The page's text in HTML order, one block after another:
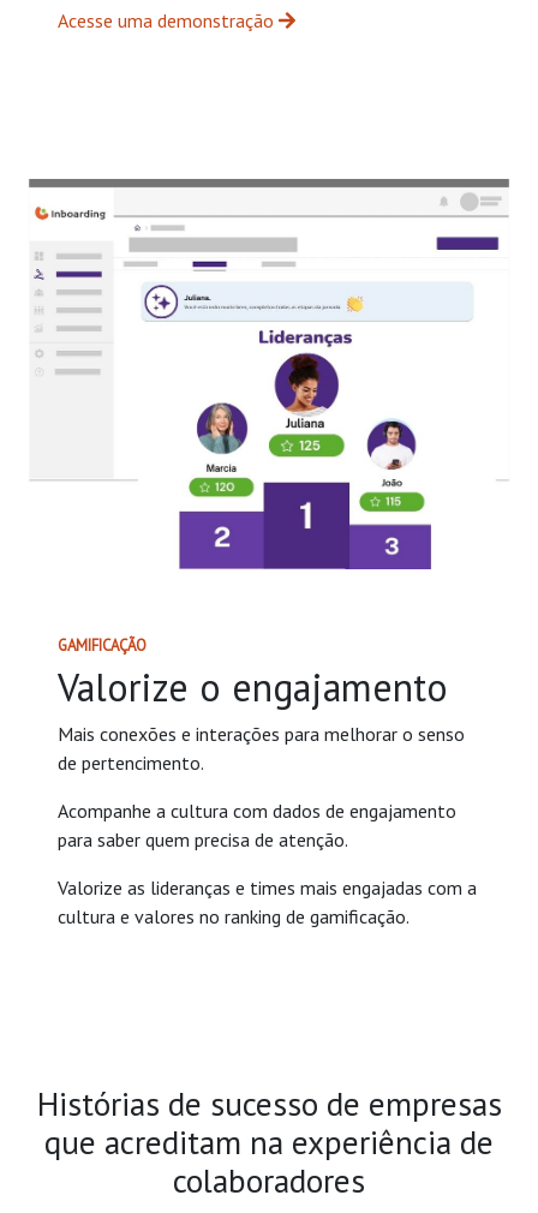
Acesse uma demonstração
GAMIFICAÇÃO
Valorize o engajamento
Mais conexões e interações para melhorar o senso
de pertencimento.
Acompanhe a cultura com dados de engajamento
para saber quem precisa de atenção.
Valorize as lideranças e times mais engajadas com a
cultura e valores no ranking de gamificação.
Histórias de sucesso de empresas
que acreditam na experiência de
colaboradores